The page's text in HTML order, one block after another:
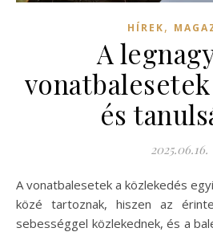
HÍREK,
A
és
2025.06.16.
A vonatbalesetek a közlekedés egyik legtragikusabb formái
közé tartoznak, hiszen az
sebességgel közlekednek, és a